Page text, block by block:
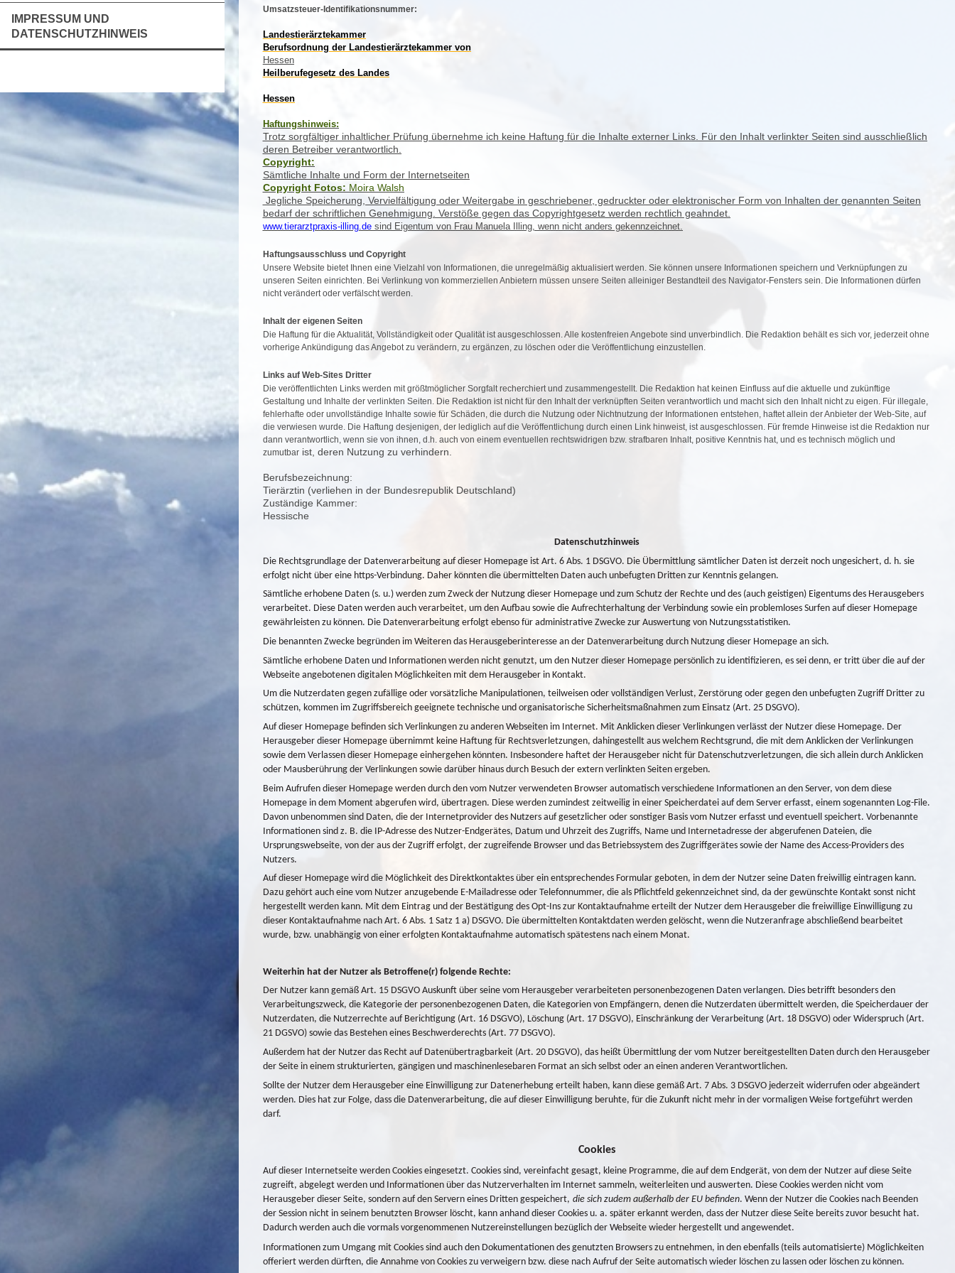
IMPRESSUM UND
DATENSCHUTZHINWEIS
Umsatzsteuer-Identifikationsnummer:
Landestierärztekammer
Berufsordnung der Landestierärztekammer von
Hessen
Heilberufegesetz des Landes
Hessen
Haftungshinweis:
Trotz sorgfältiger inhaltlicher Prüfung übernehme ich keine Haftung für die Inhalte externer Links. Für den Inhalt verlinkter Seiten sind ausschließlich
deren Betreiber verantwortlich.
Copyright:
Sämtliche Inhalte und Form der Internetseiten
Copyright Fotos: Moira Walsh
Jegliche Speicherung, Vervielfältigung oder Weitergabe in geschriebener, gedruckter oder elektronischer Form von Inhalten der genannten Seiten
bedarf der schriftlichen Genehmigung. Verstöße gegen das Copyrightgesetz werden rechtlich geahndet.
www.tierarztpraxis-illing.de sind Eigentum von Frau Manuela Illing, wenn nicht anders gekennzeichnet.
Haftungsausschluss und Copyright
Unsere Website bietet Ihnen eine Vielzahl von Informationen, die unregelmäßig aktualisiert werden. Sie können unsere Informationen speichern und Verknüpfungen zu
unseren Seiten einrichten. Bei Verlinkung von kommerziellen Anbietern müssen unsere Seiten alleiniger Bestandteil des Navigator-Fensters sein. Die Informationen dürfen
nicht verändert oder verfälscht werden.
Inhalt der eigenen Seiten
Die Haftung für die Aktualität, Vollständigkeit oder Qualität ist ausgeschlossen. Alle kostenfreien Angebote sind unverbindlich. Die Redaktion behält es sich vor, jederzeit ohne
vorherige Ankündigung das Angebot zu verändern, zu ergänzen, zu löschen oder die Veröffentlichung einzustellen.
Links auf Web-Sites Dritter
Die veröffentlichten Links werden mit größtmöglicher Sorgfalt recherchiert und zusammengestellt. Die Redaktion hat keinen Einfluss auf die aktuelle und zukünftige
Gestaltung und Inhalte der verlinkten Seiten. Die Redaktion ist nicht für den Inhalt der verknüpften Seiten verantwortlich und macht sich den Inhalt nicht zu eigen. Für illegale,
fehlerhafte oder unvollständige Inhalte sowie für Schäden, die durch die Nutzung oder Nichtnutzung der Informationen entstehen, haftet allein der Anbieter der Web-Site, auf
die verwiesen wurde. Die Haftung desjenigen, der lediglich auf die Veröffentlichung durch einen Link hinweist, ist ausgeschlossen. Für fremde Hinweise ist die Redaktion nur
dann verantwortlich, wenn sie von ihnen, d.h. auch von einem eventuellen rechtswidrigen bzw. strafbaren Inhalt, positive Kenntnis hat, und es technisch möglich und
zumutbarist, deren Nutzung zu verhindern.
Berufsbezeichnung:
Tierärztin (verliehen in der Bundesrepublik Deutschland)
Zuständige Kammer:
Hessische
Datenschutzhinweis
Die Rechtsgrundlage der Datenverarbeitung auf dieser Homepage ist Art. 6 Abs. 1 DSGVO. Die Übermittlung sämtlicher Daten ist derzeit noch ungesichert, d. h. sie
erfolgt nicht über eine https-Verbindung. Daher könnten die übermittelten Daten auch unbefugten Dritten zur Kenntnis gelangen.
Sämtliche erhobene Daten (s. u.) werden zum Zweck der Nutzung dieser Homepage und zum Schutz der Rechte und des (auch geistigen) Eigentums des Herausgebers
verarbeitet. Diese Daten werden auch verarbeitet, um den Aufbau sowie die Aufrechterhaltung der Verbindung sowie ein problemloses Surfen auf dieser Homepage
gewährleisten zu können. Die Datenverarbeitung erfolgt ebenso für administrative Zwecke zur Auswertung von Nutzungsstatistiken.
Die benannten Zwecke begründen im Weiteren das Herausgeberinteresse an der Datenverarbeitung durch Nutzung dieser Homepage an sich.
Sämtliche erhobene Daten und Informationen werden nicht genutzt, um den Nutzer dieser Homepage persönlich zu identifizieren, es sei denn, er tritt über die auf der
Webseite angebotenen digitalen Möglichkeiten mit dem Herausgeber in Kontakt.
Um die Nutzerdaten gegen zufällige oder vorsätzliche Manipulationen, teilweisen oder vollständigen Verlust, Zerstörung oder gegen den unbefugten Zugriff Dritter zu
schützen, kommen im Zugriffsbereich geeignete technische und organisatorische Sicherheitsmaßnahmen zum Einsatz (Art. 25 DSGVO).
Auf dieser Homepage befinden sich Verlinkungen zu anderen Webseiten im Internet. Mit Anklicken dieser Verlinkungen verlässt der Nutzer diese Homepage. Der
Herausgeber dieser Homepage übernimmt keine Haftung für Rechtsverletzungen, dahingestellt aus welchem Rechtsgrund, die mit dem Anklicken der Verlinkungen
sowie dem Verlassen dieser Homepage einhergehen könnten. Insbesondere haftet der Herausgeber nicht für Datenschutzverletzungen, die sich allein durch Anklicken
oder Mausberührung der Verlinkungen sowie darüber hinaus durch Besuch der extern verlinkten Seiten ergeben.
Beim Aufrufen dieser Homepage werden durch den vom Nutzer verwendeten Browser automatisch verschiedene Informationen an den Server, von dem diese
Homepage in dem Moment abgerufen wird, übertragen. Diese werden zumindest zeitweilig in einer Speicherdatei auf dem Server erfasst, einem sogenannten Log-File.
Davon unbenommen sind Daten, die der Internetprovider des Nutzers auf gesetzlicher oder sonstiger Basis vom Nutzer erfasst und eventuell speichert. Vorbenannte
Informationen sind z. B. die IP-Adresse des Nutzer-Endgerätes, Datum und Uhrzeit des Zugriffs, Name und Internetadresse der abgerufenen Dateien, die
Ursprungswebseite, von der aus der Zugriff erfolgt, der zugreifende Browser und das Betriebssystem des Zugriffgerätes sowie der Name des Access-Providers des
Nutzers.
Auf dieser Homepage wird die Möglichkeit des Direktkontaktes über ein entsprechendes Formular geboten, in dem der Nutzer seine Daten freiwillig eintragen kann.
Dazu gehört auch eine vom Nutzer anzugebende E-Mailadresse oder Telefonnummer, die als Pflichtfeld gekennzeichnet sind, da der gewünschte Kontakt sonst nicht
hergestellt werden kann. Mit dem Eintrag und der Bestätigung des Opt-Ins zur Kontaktaufnahme erteilt der Nutzer dem Herausgeber die freiwillige Einwilligung zu
dieser Kontaktaufnahme nach Art. 6 Abs. 1 Satz 1 a) DSGVO. Die übermittelten Kontaktdaten werden gelöscht, wenn die Nutzeranfrage abschließend bearbeitet
wurde, bzw. unabhängig von einer erfolgten Kontaktaufnahme automatisch spätestens nach einem Monat.
Weiterhin hat der Nutzer als Betroffene(r) folgende Rechte:
Der Nutzer kann gemäß Art. 15 DSGVO Auskunft über seine vom Herausgeber verarbeiteten personenbezogenen Daten verlangen. Dies betrifft besonders den
Verarbeitungszweck, die Kategorie der personenbezogenen Daten, die Kategorien von Empfängern, denen die Nutzerdaten übermittelt werden, die Speicherdauer der
Nutzerdaten, die Nutzerrechte auf Berichtigung (Art. 16 DSGVO), Löschung (Art. 17 DSGVO), Einschränkung der Verarbeitung (Art. 18 DSGVO) oder Widerspruch (Art.
21 DGSVO) sowie das Bestehen eines Beschwerderechts (Art. 77 DSGVO).
Außerdem hat der Nutzer das Recht auf Datenübertragbarkeit (Art. 20 DSGVO), das heißt Übermittlung der vom Nutzer bereitgestellten Daten durch den Herausgeber
der Seite in einem strukturierten, gängigen und maschinenlesebaren Format an sich selbst oder an einen anderen Verantwortlichen.
Sollte der Nutzer dem Herausgeber eine Einwilligung zur Datenerhebung erteilt haben, kann diese gemäß Art. 7 Abs. 3 DSGVO jederzeit widerrufen oder abgeändert
werden. Dies hat zur Folge, dass die Datenverarbeitung, die auf dieser Einwilligung beruhte, für die Zukunft nicht mehr in der vormaligen Weise fortgeführt werden
darf.
Cookies
Auf dieser Internetseite werden Cookies eingesetzt. Cookies sind, vereinfacht gesagt, kleine Programme, die auf dem Endgerät, von dem der Nutzer auf diese Seite
zugreift, abgelegt werden und Informationen über das Nutzerverhalten im Internet sammeln, weiterleiten und auswerten. Diese Cookies werden nicht vom
Herausgeber dieser Seite, sondern auf den Servern eines Dritten gespeichert, die sich zudem außerhalb der EU befinden. Wenn der Nutzer die Cookies nach Beenden
der Session nicht in seinem benutzten Browser löscht, kann anhand dieser Cookies u. a. später erkannt werden, dass der Nutzer diese Seite bereits zuvor besucht hat.
Dadurch werden auch die vormals vorgenommenen Nutzereinstellungen bezüglich der Webseite wieder hergestellt und angewendet.
Informationen zum Umgang mit Cookies sind auch den Dokumentationen des genutzten Browsers zu entnehmen, in den ebenfalls (teils automatisierte) Möglichkeiten
offeriert werden dürften, die Annahme von Cookies zu verweigern bzw. diese nach Aufruf der Seite automatisch wieder löschen zu lassen oder löschen zu können.